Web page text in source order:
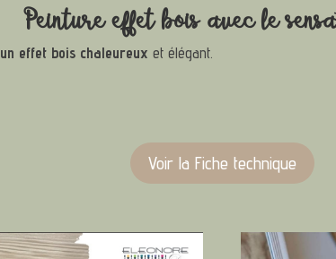
Peinture effet bois avec le
un effet bois chaleureux et élégant.
Voir la Fiche technique